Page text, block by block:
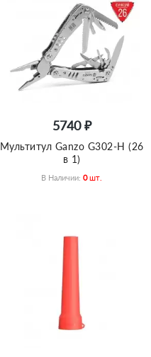
5740 ₽
Мультитул Ganzo G302-Н (26
в 1)
В Наличии: 0 Шт.